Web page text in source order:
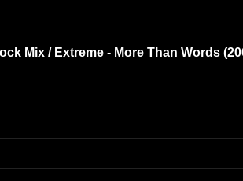
Mix / Extreme - More Than Words